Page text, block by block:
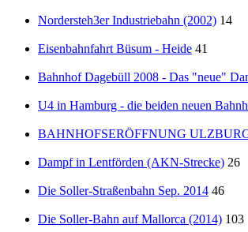
Nordersteh3er Industriebahn (2002) 14
Eisenbahnfahrt Büsum - Heide 41
Bahnhof Dagebüll 2008 - Das "neue"
U4 in Hamburg - die beiden neuen
BAHNHOFSERÖFFNUNG
Dampf in Lentförden (AKN-Strecke) 26
Die Soller-Straßenbahn Sep. 2014 46
Die Soller-Bahn auf Mallorca (2014) 103